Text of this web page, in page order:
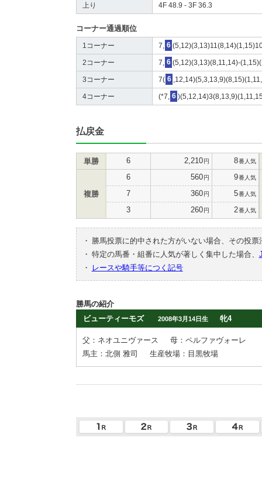
上り 4F 48.9 - 3F 36.3
コーナー通過順位
1コーナー 7, 6
2コーナー 7, 6 (5,12)(3,13)(8,11,14)-
3コーナー 7( 6
4コーナー (*7, 6
払戻金
単勝 6 2,210円 8番人気
複勝
6 560円 9番人気
7 360円 5番人気
3 260円 2番人気
・
勝馬投票に的中された方がいない場合、その投
・ 特定の馬番・組番に人気が著しく集中した場合、
・
レースや騎手等につく記号
勝馬の紹介
ビューティーモズ
2008年3月14日生 牝4
父：ネオユニヴァース
母：ペルファヴォーレ
馬主：北側 雅司
生産牧場：目黒牧場